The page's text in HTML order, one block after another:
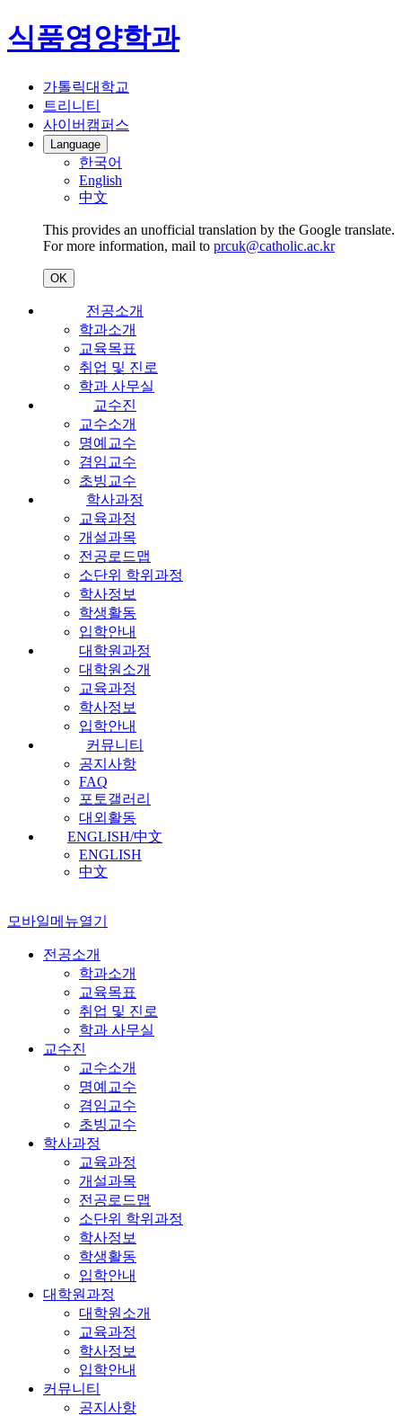
식품영양학과
가톨릭대학교
트리니티
사이버캠퍼스
Language
한국어
English
中文
This provides an unofficial translation by the Google translate.
For more information, mail to prcuk@catholic.ac.kr
OK
전공소개
학과소개
교육목표
취업 및 진로
학과 사무실
교수진
교수소개
명예교수
겸임교수
초빙교수
학사과정
교육과정
개설과목
전공로드맵
소단위 학위과정
학사정보
학생활동
입학안내
대학원과정
대학원소개
교육과정
학사정보
입학안내
커뮤니티
공지사항
FAQ
포토갤러리
대외활동
ENGLISH/中文
ENGLISH
中文
모바일메뉴열기
전공소개
학과소개
교육목표
취업 및 진로
학과 사무실
교수진
교수소개
명예교수
겸임교수
초빙교수
학사과정
교육과정
개설과목
전공로드맵
소단위 학위과정
학사정보
학생활동
입학안내
대학원과정
대학원소개
교육과정
학사정보
입학안내
커뮤니티
공지사항